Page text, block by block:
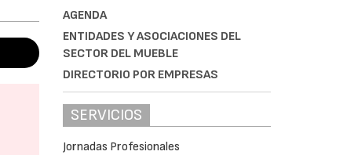
AGENDA
ENTIDADES Y ASOCIACIONES DEL
SECTOR DEL MUEBLE
DIRECTORIO POR EMPRESAS
SERVICIOS
Jornadas Profesionales